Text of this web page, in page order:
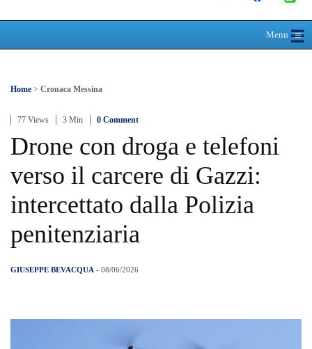
Menu≡
☰
Home > Cronaca Messina
77 Views 3 Min 0 Comment
Drone con droga e telefoni
verso il carcere di Gazzi:
intercettato dalla Polizia
penitenziaria
GIUSEPPE BEVACQUA - 08/06/2026